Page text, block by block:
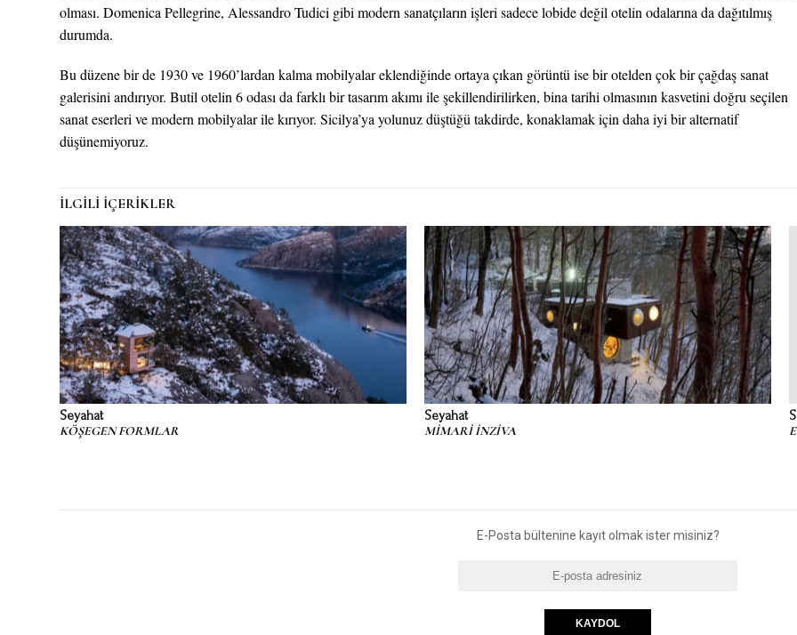
olması. Domenica Pellegrine, Alessandro Tudici gibi modern sanatçıların işleri sadece lobide değil otelin odalarına da dağıtılmış
durumda.
Bu düzene bir de 1930 ve 1960’lardan kalma mobilyalar eklendiğinde ortaya çıkan görüntü ise bir otelden çok bir çağdaş sanat
galerisini andırıyor. Butil otelin 6 odası da farklı bir tasarım akımı ile şekillendirilirken, bina tarihi olmasının kasvetini doğru seçilen
sanat eserleri ve modern mobilyalar ile kırıyor. Sicilya’ya yolunuz düştüğü takdirde, konaklamak için daha iyi bir alternatif
düşünemiyoruz.
İLGİLİ İÇERİKLER
Seyahat
KÖŞEGEN FORMLAR
Seyahat
MİMARİ İNZİVA
E-Posta bültenine kayıt olmak ister misiniz?